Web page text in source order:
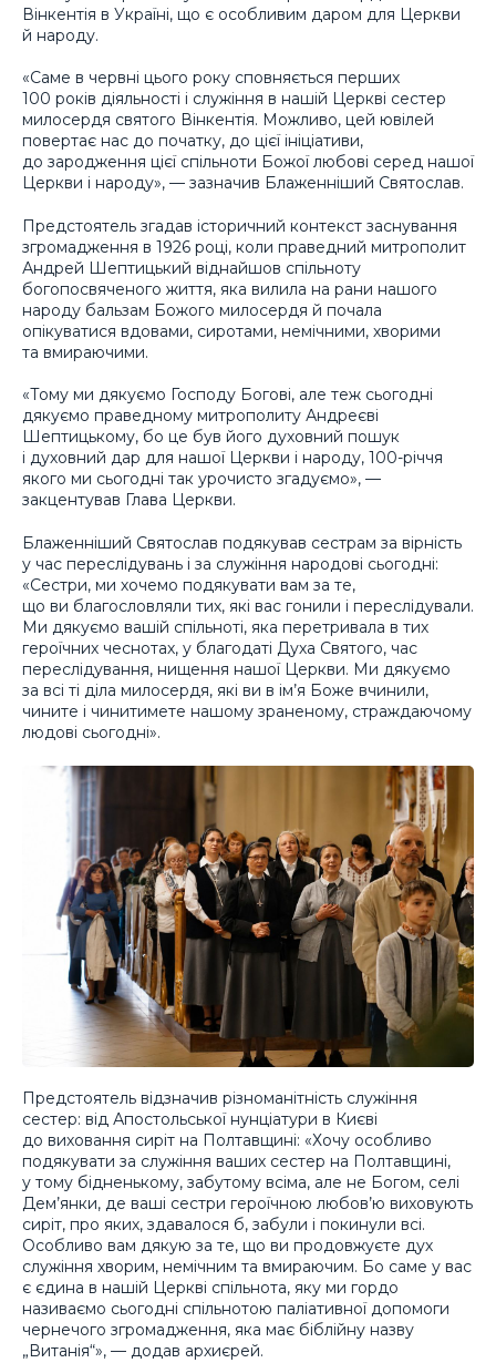
Вінкентія в Україні, що є особливим даром для Церкви
й народу.
«Саме в червні цього року сповняється перших
100 років діяльності і служіння в нашій Церкві сестер
милосердя святого Вінкентія. Можливо, цей ювілей
повертає нас до початку, до цієї ініціативи,
до зародження цієї спільноти Божої любові серед нашої
Церкви і народу», — зазначив Блаженніший Святослав.
Предстоятель згадав історичний контекст заснування
згромадження в 1926 році, коли праведний митрополит
Андрей Шептицький віднайшов спільноту
богопосвяченого життя, яка вилила на рани нашого
народу бальзам Божого милосердя й почала
опікуватися вдовами, сиротами, немічними, хворими
та вмираючими.
«Тому ми дякуємо Господу Богові, але теж сьогодні
дякуємо праведному митрополиту Андреєві
Шептицькому, бо це був його духовний пошук
і духовний дар для нашої Церкви і народу, 100-річчя
якого ми сьогодні так урочисто згадуємо», —
закцентував Глава Церкви.
Блаженніший Святослав подякував сестрам за вірність
у час переслідувань і за служіння народові сьогодні:
«Сестри, ми хочемо подякувати вам за те,
що ви благословляли тих, які вас гонили і переслідували.
Ми дякуємо вашій спільноті, яка перетривала в тих
героїчних чеснотах, у благодаті Духа Святого, час
переслідування, нищення нашої Церкви. Ми дякуємо
за всі ті діла милосердя, які ви в ім’я Боже вчинили,
чините і чинитимете нашому зраненому, страждаючому
людові сьогодні».
Предстоятель відзначив різноманітність служіння
сестер: від Апостольської нунціатури в Києві
до виховання сиріт на Полтавщині: «Хочу особливо
подякувати за служіння ваших сестер на Полтавщині,
у тому бідненькому, забутому всіма, але не Богом, селі
Дем’янки, де ваші сестри героїчною любов’ю виховують
сиріт, про яких, здавалося б, забули і покинули всі.
Особливо вам дякую за те, що ви продовжуєте дух
служіння хворим, немічним та вмираючим. Бо саме у вас
є єдина в нашій Церкві спільнота, яку ми гордо
називаємо сьогодні спільнотою паліативної допомоги
чернечого згромадження, яка має біблійну назву
„Витанія“», — додав архиєрей.